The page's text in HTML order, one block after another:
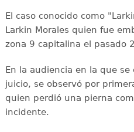
El caso conocido como
Larkin Morales quien fue
zona 9 capitalina el pasado
En la audiencia en la que
juicio, se observó por
quien perdió una pierna
incidente.